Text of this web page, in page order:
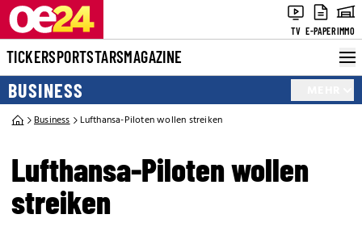
TV E-PAPERIMMO
TICKERSPORTSTARSMAGAZINE
BUSINESS
Business Lufthansa-Piloten wollen streiken
Lufthansa-Piloten wollen
streiken